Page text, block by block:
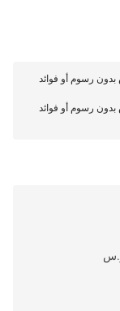
بدون رسوم أو فوائد
بدون رسوم أو فوائد